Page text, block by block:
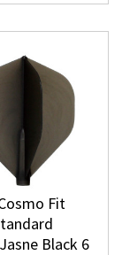
Fit
Black 6